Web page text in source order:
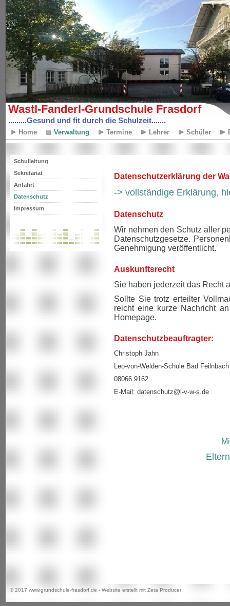
Wastl-Fanderl-Grundschule Frasdorf
.........Gesund und fit durch die Schulzeit.......
Home Verwaltung Termine Lehrer Schüler
Schulleitung
Sekretariat
Anfahrt
Datenschutz
Impressum
Datenschutzerklärung der
-> vollständige Erklärung,
Datenschutz
Wir nehmen den Schutz aller
Datenschutzgesetze.
Genehmigung veröffentlicht.
Auskunftsrecht
Sie haben jederzeit das Recht
Sollte Sie trotz erteilter
reicht eine kurze Nachricht
Homepage.
Datenschutzbeauftragter:
Christoph Jahn
Leo-von-Welden-Schule Bad Feilnbach
08066 9162
E-Mail: datenschutz@l-v-w-s.de
© 2017 www.grundschule-frasdorf.de -Website erstellt mit Zeta Producer